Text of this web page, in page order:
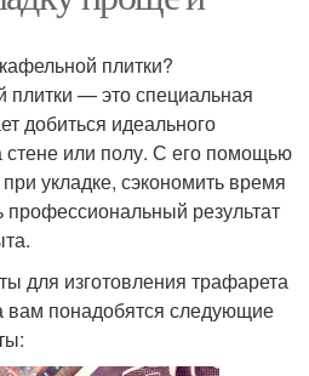
плитки?
— это специальная
добиться идеального
стене или полу. С его помощью
укладке, сэкономить время
профессиональный результат
для изготовления трафарета
вам понадобятся следующие